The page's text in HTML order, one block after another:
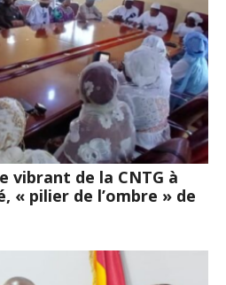
vibrant de la CNTG à
« pilier de l’ombre » de